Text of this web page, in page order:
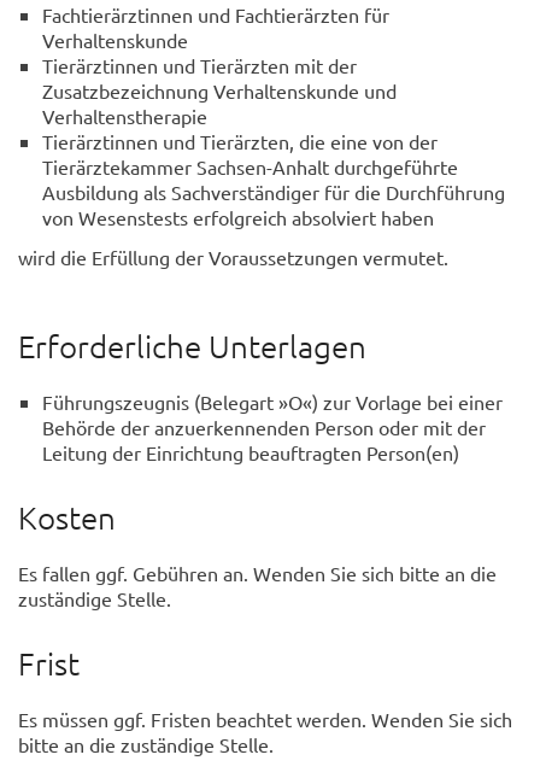
Fachtierärztinnen und Fachtierärzten für
Verhaltenskunde
Tierärztinnen und Tierärzten mit der
Zusatzbezeichnung Verhaltenskunde und
Verhaltenstherapie
Tierärztinnen und Tierärzten, die eine von der
Tierärztekammer Sachsen-Anhalt durchgeführte
Ausbildung als Sachverständiger für die Durchführung
von Wesenstests erfolgreich absolviert haben
wird die Erfüllung der Voraussetzungen vermutet.
Erforderliche Unterlagen
Führungszeugnis (Belegart »O«) zur Vorlage bei einer
Behörde der anzuerkennenden Person oder mit der
Leitung der Einrichtung beauftragten Person(en)
Kosten
Es fallen ggf. Gebühren an. Wenden Sie sich bitte an die
zuständige Stelle.
Frist
Es müssen ggf. Fristen beachtet werden. Wenden Sie sich
bitte an die zuständige Stelle.